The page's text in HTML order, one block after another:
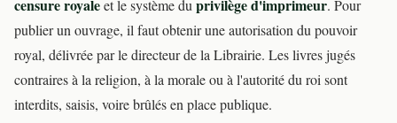
censure royaleet le système duprivilège d'imprimeur. Pour
publier un ouvrage, il faut obtenir une autorisation du pouvoir
royal, délivrée par le directeur de la Librairie. Les livres jugés
contraires à la religion, à la morale ou à l'autorité du roi sont
interdits, saisis, voire brûlés en place publique.